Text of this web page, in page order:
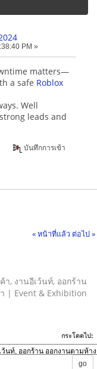
PM »
matters—
a safe Roblox
Well
leads and
บันทึกการเข้า
« หน้าที่แล้ว ต่อไป »
, งานอีเว้นท์, ออกร้าน
| Event & Exhibition
กระโดดไป: